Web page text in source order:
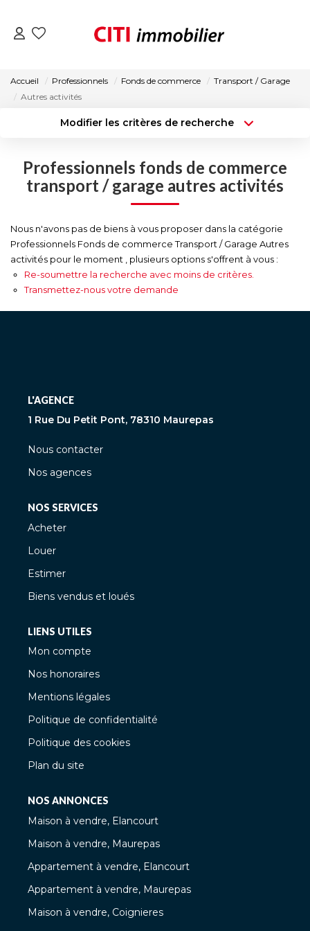
NOS AGENCES
ACTUALITÉS
CONTACT
Accueil Professionnels Fonds de commerce
Transport / Garage
Autres activités
Modifier les critères de recherche
Sélectionnez...
Type de bien
Surface min
Créer une alerte
Professionnels fonds de commerce
transport / garage autres activités
Nous n'avons pas de biens à vous proposer dans la catégorie
Professionnels Fonds de commerce Transport / Garage Autres
activités pour le moment , plusieurs options s'offrent à vous :
Re-soumettre la recherche avec moins de critères.
Transmettez-nous votre demande
L'AGENCE
1 Rue Du Petit Pont, 78310 Maurepas
Nous contacter
Nos agences
NOS SERVICES
Acheter
Louer
Estimer
Biens vendus et loués
LIENS UTILES
Mon compte
Nos honoraires
Mentions légales
Politique de confidentialité
Politique des cookies
Plan du site
NOS ANNONCES
Maison à vendre, Elancourt
Maison à vendre, Maurepas
Appartement à vendre, Elancourt
Appartement à vendre, Maurepas
Maison à vendre, Coignieres